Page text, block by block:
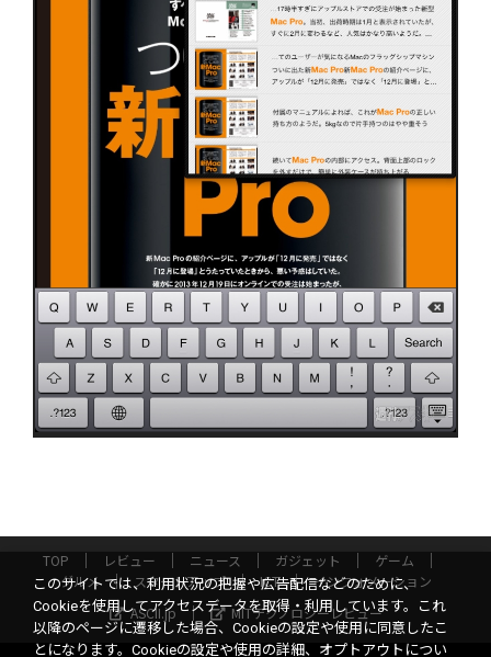
TOP レビュー ニュース ガジェット
ゲーム
グルメ
スタートアップ ICT
インフォメーション
ASCII.jp
MITテクノロジーレビュー
このサイトでは、利用状況の把握や広告配信などのために、
Cookieを使用してアクセスデータを取得・利用しています。これ
以降のページに遷移した場合、Cookieの設定や使用に同意したこ
とになります。Cookieの設定や使用の詳細、オプトアウトについ